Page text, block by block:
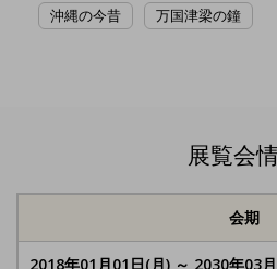
沖縄の今昔
万国津梁の鐘
展覧会
会期
2018年01月01日(月) ～ 2030年03